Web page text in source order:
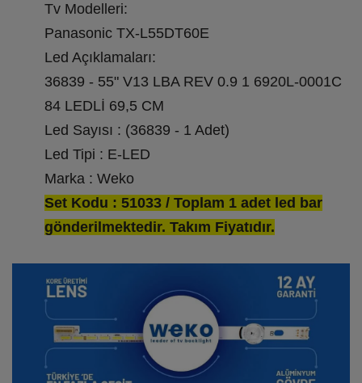
Tv Modelleri:
Panasonic TX-L55DT60E
Led Açıklamaları:
36839 - 55" V13 LBA REV 0.9 1 6920L-0001C
84 LEDLİ 69,5 CM
Led Sayısı : (36839 - 1 Adet)
Led Tipi : E-LED
Marka : Weko
Set Kodu : 51033 / Toplam 1 adet led bar
gönderilmektedir. Takım Fiyatıdır.